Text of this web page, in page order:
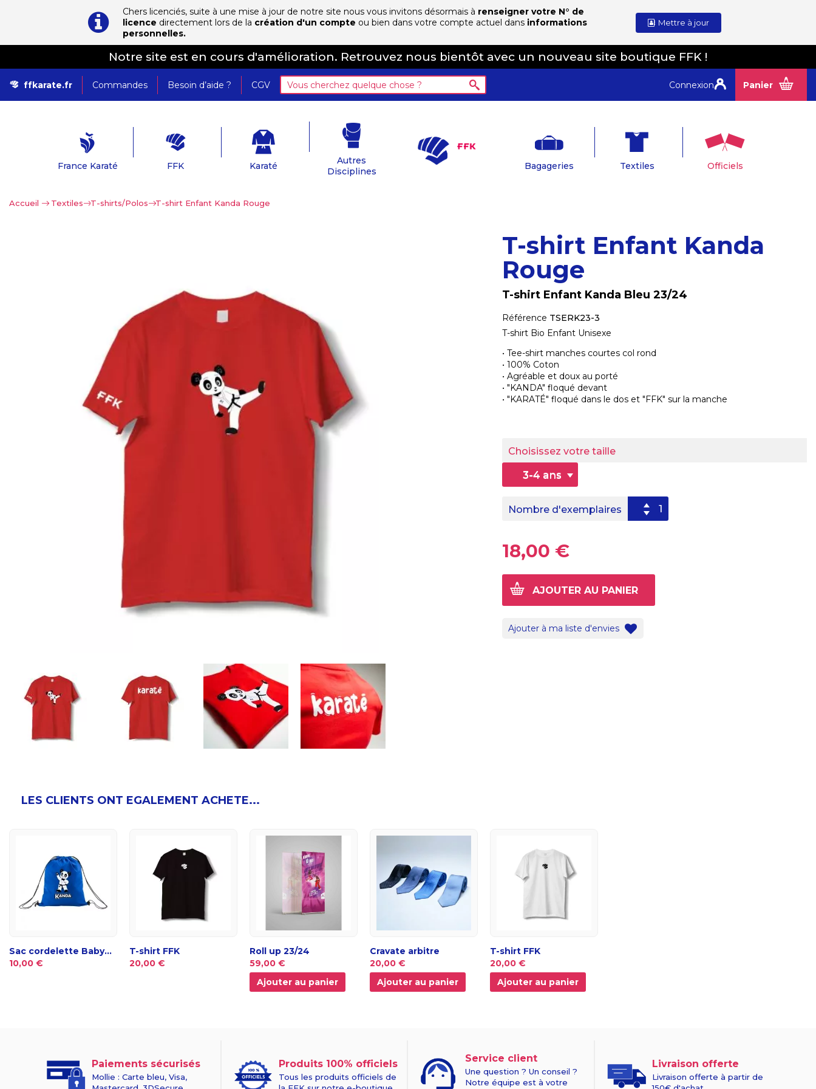
Chers licenciés, suite à une mise à jour de notre site nous vous invitons désormais à renseigner votre N° de
licence directement lors de la création d'un compte ou bien dans votre compte actuel dans informations
personnelles.
Mettre à jour
Notre site est en cours d'amélioration. Retrouvez nous bientôt avec un nouveau site boutique FFK !
ffkarate.fr Commandes Besoin d’aide ? CGV Panier
Connexion
France Karaté FFK Karaté
Autres
Disciplines
Bagageries Textiles Officiels
Accueil > Textiles> T-shirts/Polos> T-shirt Enfant Kanda Rouge
T-shirt Enfant Kanda
Rouge
T-shirt Enfant Kanda Bleu 23/24
Référence TSERK23-3
T-shirt Bio Enfant Unisexe
• Tee-shirt manches courtes col rond
• 100% Coton
• Agréable et doux au porté
• "KANDA" floqué devant
• "KARATÉ" floqué dans le dos et "FFK" sur la manche
Choisissez votre taille
3-4 ans
Nombre d'exemplaires
18,00 €
AJOUTER AU PANIER
Ajouter à ma liste d'envies
LES CLIENTS ONT EGALEMENT ACHETE...
Sac cordelette Baby...
10,00 €
T-shirt FFK
20,00 €
Roll up 23/24
59,00 €
Ajouter au panier
Cravate arbitre
20,00 €
Ajouter au panier
T-shirt FFK
20,00 €
Ajouter au panier
Paiements sécurisés
Mollie : Carte bleu, Visa,
Produits 100% officiels
Tous les produits officiels de
Service client
Une question ? Un conseil ?
Notre équipe est à votre
Livraison offerte
Livraison offerte à partir de